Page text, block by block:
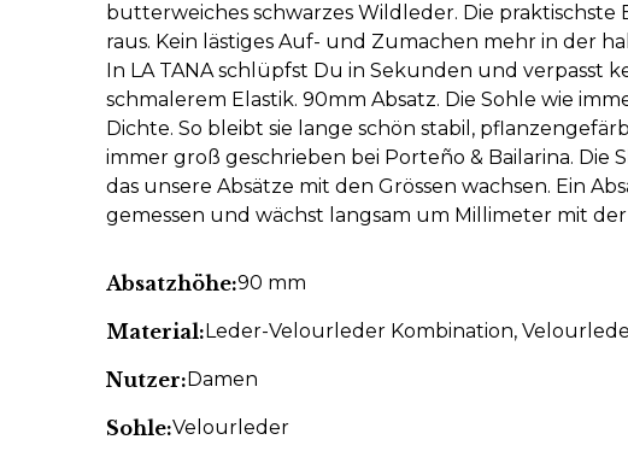
butterweiches schwarzes Wildleder. Die praktischste
raus. Kein lästiges Auf- und Zumachen mehr in der
In LA TANA schlüpfst Du in Sekunden und verpasst
schmalerem Elastik. 90mm Absatz. Die Sohle wie
Dichte. So bleibt sie lange schön stabil,
immer groß geschrieben bei Porteño & Bailarina.
das unsere Absätze mit den Grössen wachsen. Ein
gemessen und wächst langsam um Millimeter mit
Absatzhöhe:90 mm
Material:Leder-Velourleder Kombination,
Nutzer:Damen
Sohle:Velourleder